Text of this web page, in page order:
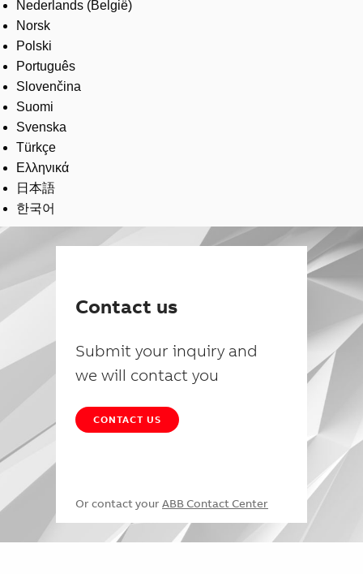
Nederlands (België)
Norsk
Polski
Português
Slovenčina
Suomi
Svenska
Türkçe
Ελληνικά
日本語
한국어
Contact us
Submit your inquiry and
we will contact you
CONTACT US
Or contact your ABB Contact Center